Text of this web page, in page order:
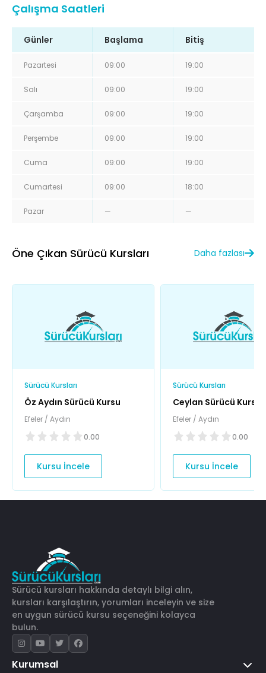
Çalışma Saatleri
Günler Başlama Bitiş
Pazartesi 09:00 19:00
Salı 09:00 19:00
Çarşamba 09:00 19:00
Perşembe 09:00 19:00
Cuma 09:00 19:00
Cumartesi 09:00 18:00
Pazar — —
Öne Çıkan Sürücü Kursları Daha fazlası
Sürücü Kursları
Öz Aydın Sürücü Kursu
Efeler / Aydın
0.00
Kursu İncele
Sürücü Kursları
Ceylan Sürücü Kursu
Efeler / Aydın
0.00
Kursu İncele
Sürücü kursları hakkında detaylı bilgi alın,
kursları karşılaştırın, yorumları inceleyin ve size
en uygun sürücü kursu seçeneğini kolayca
bulun.
Kurumsal